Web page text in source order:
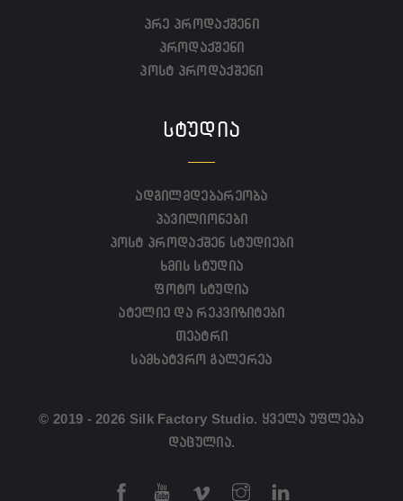
პრე პროდაქშენი
პროდაქშენი
პოსტ პროდაქშენი
ᲡᲢᲣᲓᲘᲐ
ადგილმდებარეობა
პავილიონები
პოსტ პროდაქშენ სტუდიები
ხმის სტუდია
ფოტო სტუდია
ატელიე და რეკვიზიტები
თეატრი
სამხატვრო გალერეა
© 2019 - 2026 Silk Factory Studio. ყველა უფლება
დაცულია.